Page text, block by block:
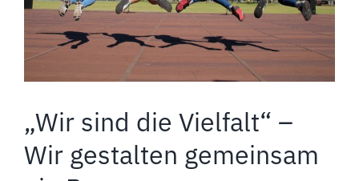
„Wir sind die Vielfalt“ –
Wir gestalten gemeinsam